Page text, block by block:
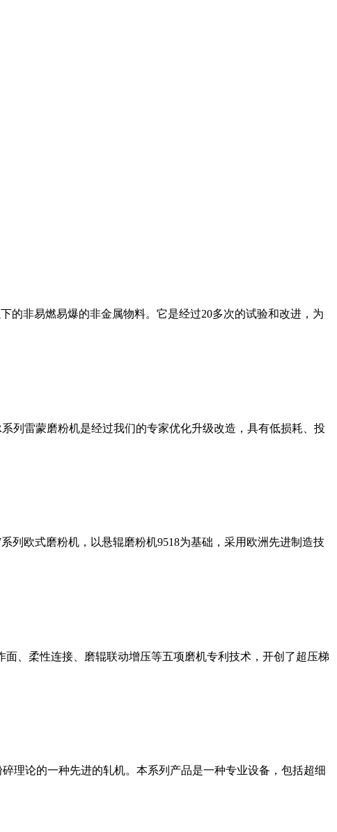
的非易燃易爆的非金属物料。它是经过20多次的试验和改进，为
列雷蒙磨粉机是经过我们的专家优化升级改造，具有低损耗、投
欧式磨粉机，以悬辊磨粉机9518为基础，采用欧洲先进制造技
、柔性连接、磨辊联动增压等五项磨机专利技术，开创了超压梯
理论的一种先进的轧机。本系列产品是一种专业设备，包括超细